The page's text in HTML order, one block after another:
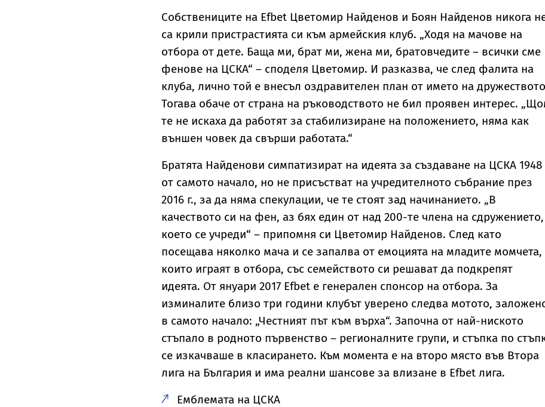
Собствениците на Efbet Цветомир Найденов и Боян Найденов никога
са крили пристрастията си към армейския клуб. „Ходя на мачове на
отбора от дете. Баща ми, брат ми, жена ми, братовчедите – всички сме
фенове на ЦСКА“ – споделя Цветомир. И разказва, че след фалита на
клуба, лично той е внесъл оздравителен план от името на
Тогава обаче от страна на ръководството не бил проявен интерес.
те не искаха да работят за стабилизиране на положението, няма как
външен човек да свърши работата.“
Братята Найденови симпатизират на идеята за създаване на ЦСКА 1948
от самото начало, но не присъстват на учредителното събрание през
2016 г., за да няма спекулации, че те стоят зад начинанието. „В
качеството си на фен, аз бях един от над 200-те члена на сдружението,
което се учреди“ – припомня си Цветомир Найденов. След като
посещава няколко мача и се запалва от емоцията на младите момчета,
които играят в отбора, със семейството си решават да подкрепят
идеята. От януари 2017 Efbet е генерален спонсор на отбора. За
изминалите близо три години клубът уверено следва мотото,
в самото начало: „Честният път към върха“. Започна от най-ниското
стъпало в родното първенство – регионалните групи, и стъпка по
се изкачваше в класирането. Към момента е на второ място във Втора
лига на България и има реални шансове за влизане в Efbet лига.
Емблемата на ЦСКА